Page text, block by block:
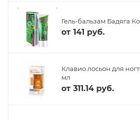
Гель-бальзам Бадяга
от 141 руб.
Клавио лосьон для
мл
от 311.14 руб.